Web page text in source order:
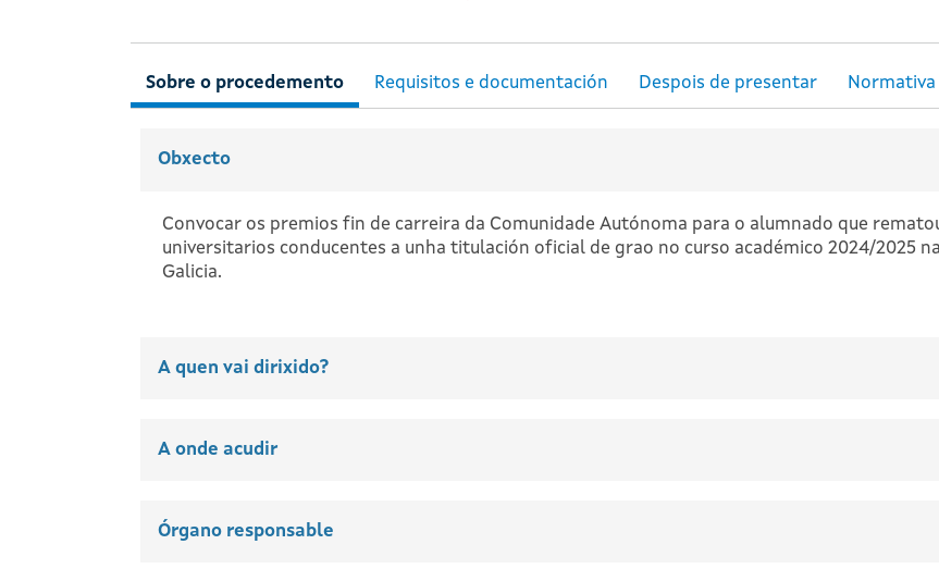
Sobre o procedemento Despois de presentar
Obxecto
Convocar os premios fin de carreira da Comunidade Autónoma para o alumnado que
universitarios conducentes a unha titulación oficial de grao no curso académico 2024/2025
Galicia.
A quen vai dirixido?
A onde acudir
Órgano responsable